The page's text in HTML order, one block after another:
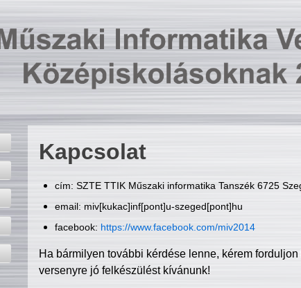
Kapcsolat
cím: SZTE TTIK Műszaki informatika Tanszék 6725
email: miv[kukac]inf[pont]u-szeged[pont]hu
facebook: https://www.facebook.com/miv2014
Ha bármilyen további kérdése lenne, kérem
versenyre jó felkészülést kívánunk!